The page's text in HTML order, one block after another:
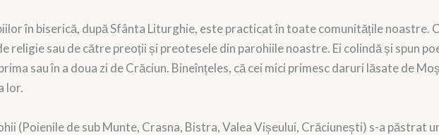
în biserică, după Sfânta Liturghie, este practicat în toate comunitățile noastre.
religie sau de către preoții și preotesele din parohiile noastre. Ei colindă și spun
sau în a doua zi de Crăciun. Bineînțeles, că cei mici primesc daruri lăsate de
lor.
(Poienile de sub Munte, Crasna, Bistra, Valea Vișeului, Crăciunești) s-a păstrat